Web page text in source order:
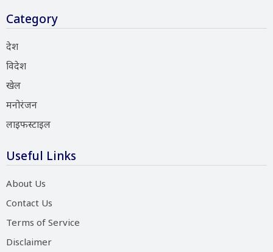
Category
देश
विदेश
खेल
मनोरंजन
लाइफस्टाइल
Useful Links
About Us
Contact Us
Terms of Service
Disclaimer